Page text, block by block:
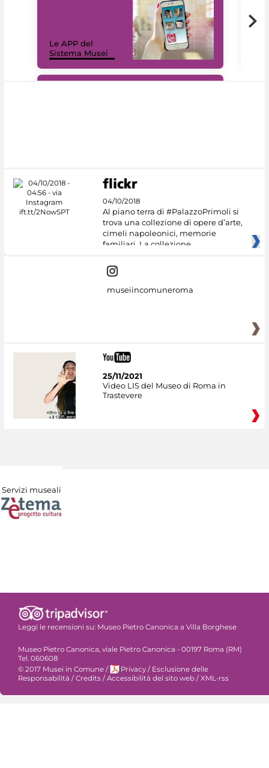
Le APP del
Sistema Musei
04/10/2018
Al piano terra di #PalazzoPrimoli si
trova una collezione di opere d’arte,
cimeli napoleonici, memorie
familiari. La collezione
museiincomuneroma
25/11/2021
Video LIS del Museo di Roma in
Trastevere
Servizi museali
Leggi le recensioni su: Museo Pietro Canonica a Villa Borghese
Museo Pietro Canonica, viale Pietro Canonica - 00197 Roma (RM)
Tel. 060608
© 2017 Musei in Comune / Privacy / Esclusione delle
Responsabilità / Credits / Accessibilità del sito web / XML-rss